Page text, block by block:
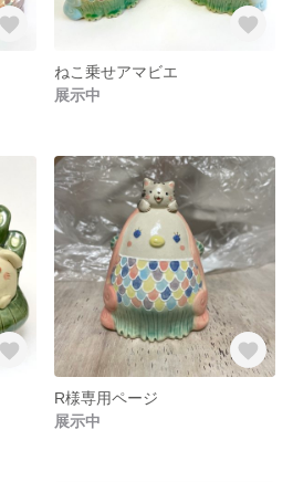
ねこ乗せアマビエ
展示中
R様専用ページ
展示中